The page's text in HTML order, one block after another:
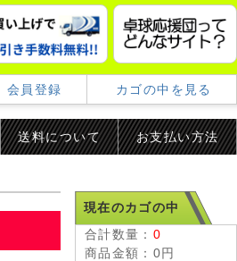
会員登録 カゴの中を見る
送料について お支払い方法
現在のカゴの中
合計数量： 0
商品金額： 0円